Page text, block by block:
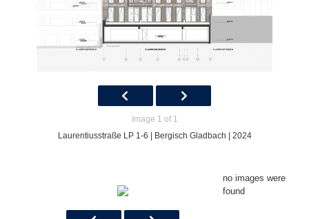
Image 1 of 1
Laurentiusstraße LP 1-6 | Bergisch Gladbach | 2024
no images were
found